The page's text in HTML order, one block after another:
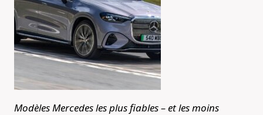
Modèles Mercedes les plus fiables – et les moins